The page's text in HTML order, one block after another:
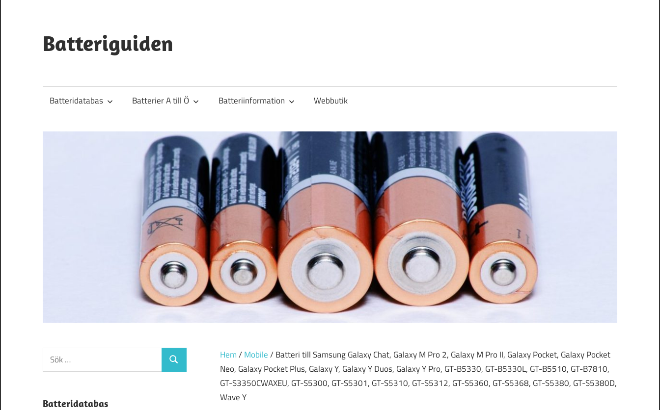
innehåll
Batteriguiden
Batteridatabas Batterier A till Ö Batteriinformation Webbutik
Hem/Mobile/ Batteri till Samsung Galaxy Chat, Galaxy M Pro 2, Galaxy M Pro II, Galaxy Pocket, Galaxy Pocket
Neo, Galaxy Pocket Plus, Galaxy Y, Galaxy Y Duos, Galaxy Y Pro, GT-B5330, GT-B5330L, GT-B5510, GT-B7810,
GT-S3350CWAXEU, GT-S5300, GT-S5301, GT-S5310, GT-S5312, GT-S5360, GT-S5368, GT-S5380, GT-S5380D,
Wave Y
Sök
efter:
Sök
Batteridatabas